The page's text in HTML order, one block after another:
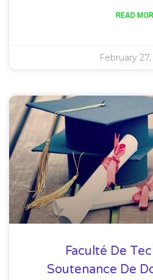
READ
February
Faculté De
Soutenance De